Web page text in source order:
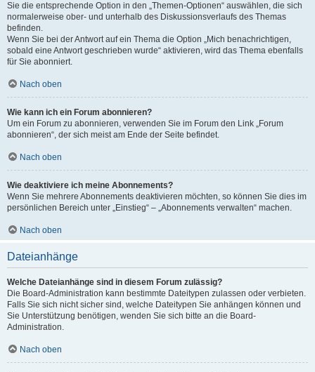
Sie die entsprechende Option in den „Themen-Optionen“ auswählen, die sich
normalerweise ober- und unterhalb des Diskussionsverlaufs des Themas
befinden.
Wenn Sie bei der Antwort auf ein Thema die Option „Mich benachrichtigen,
sobald eine Antwort geschrieben wurde“ aktivieren, wird das Thema ebenfalls
für Sie abonniert.
Nach oben
Wie kann ich ein Forum abonnieren?
Um ein Forum zu abonnieren, verwenden Sie im Forum den Link „Forum
abonnieren“, der sich meist am Ende der Seite befindet.
Nach oben
Wie deaktiviere ich meine Abonnements?
Wenn Sie mehrere Abonnements deaktivieren möchten, so können Sie dies im
persönlichen Bereich unter „Einstieg“ – „Abonnements verwalten“ machen.
Nach oben
Dateianhänge
Welche Dateianhänge sind in diesem Forum zulässig?
Die Board-Administration kann bestimmte Dateitypen zulassen oder verbieten.
Falls Sie sich nicht sicher sind, welche Dateitypen Sie anhängen können und
Sie Unterstützung benötigen, wenden Sie sich bitte an die Board-
Administration.
Nach oben